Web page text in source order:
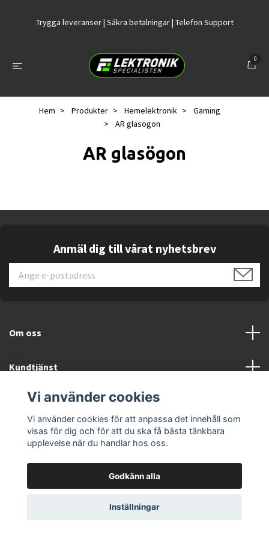
Trygga leveranser | Säkra betalningar | Telefon Support
0
Hem Produkter Hemelektronik
Gaming
AR glasögon
AR glasögon
Anmäl dig till vårat nyhetsbrev
Om oss
Kundtjänst
Läs merVi använder cookies
Vi använder cookies för att anpassa det innehåll som
visas för dig och för att du ska få bästa tänkbara
upplevelse när du handlar hos oss.
Godkänn alla
Inställningar